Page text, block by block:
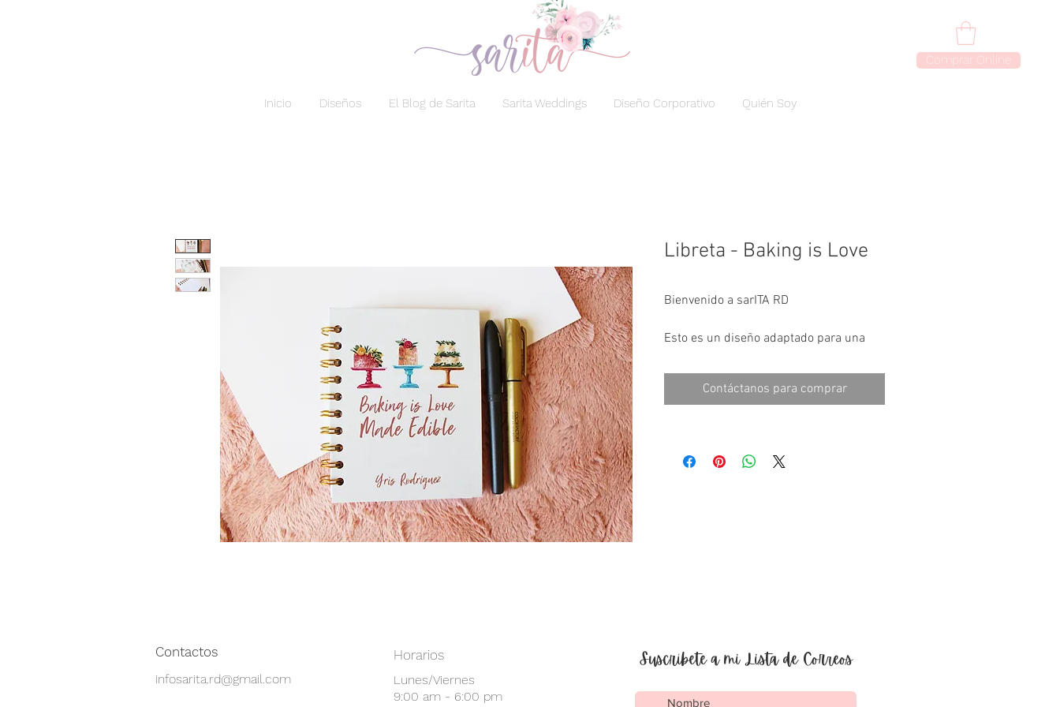
Comprar Online
Inicio Diseños El Blog de Sarita Sarita Weddings Diseño Corporativo Quién Soy
Libreta - Baking is Love
Bienvenido a sarITA RD
Esto es un diseño adaptado para una
Contra-Portada en material duro.
Contáctanos para comprar
Contactos
infosarita.rd@gmail.com
Horarios
Lunes/Viernes
9:00 am - 6:00 pm
Suscríbete a mi Lista de Correos